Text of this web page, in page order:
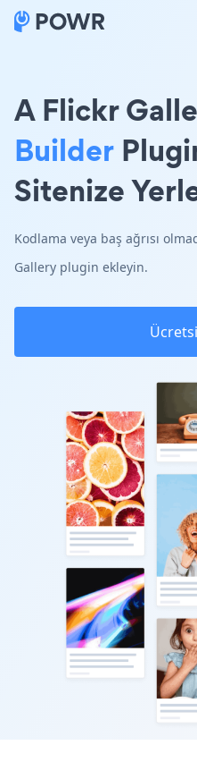
A Flickr
Builder
Sitenize
Kodlama veya baş ağrısı
Gallery plugin ekleyin.